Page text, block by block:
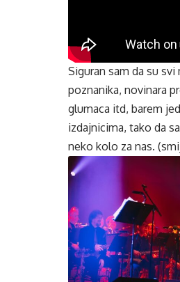
Siguran sam da su
poznanika, novinara
glumaca itd, barem
izdajnicima, tako da
neko kolo za nas.